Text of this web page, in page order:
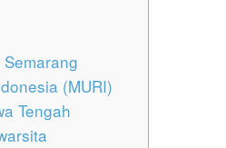
(MURI)
Tengah